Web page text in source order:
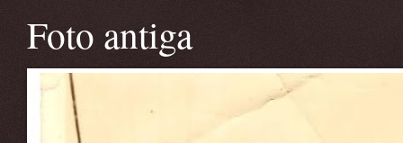
Foto antiga